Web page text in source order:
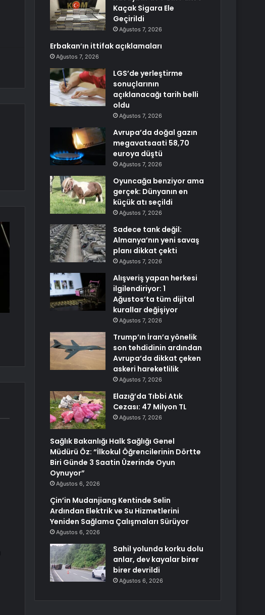
Kaçak Sigara Ele
Geçirildi
Ağustos 7, 2026
Erbakan’ın ittifak açıklamaları
Ağustos 7, 2026
LGS’de yerleştirme
sonuçlarının
açıklanacağı tarih belli
oldu
Ağustos 7, 2026
Avrupa’da doğal gazın
megavatsaati 58,70
euroya düştü
Ağustos 7, 2026
Oyuncağa benziyor ama
gerçek: Dünyanın en
küçük atı seçildi
Ağustos 7, 2026
Sadece tank değil:
Almanya’nın yeni savaş
planı dikkat çekti
Ağustos 7, 2026
Alışveriş yapan herkesi
ilgilendiriyor: 1
Ağustos’ta tüm dijital
kurallar değişiyor
Ağustos 7, 2026
Trump’ın İran’a yönelik
son tehdidinin ardından
Avrupa’da dikkat çeken
askeri hareketlilik
Ağustos 7, 2026
Elazığ’da Tıbbi Atık
Cezası: 47 Milyon TL
Ağustos 7, 2026
Sağlık Bakanlığı Halk Sağlığı Genel
Müdürü Öz: “İlkokul Öğrencilerinin Dörtte
Biri Günde 3 Saatin Üzerinde Oyun
Oynuyor”
Ağustos 6, 2026
Çin’in Mudanjiang Kentinde Selin
Ardından Elektrik ve Su Hizmetlerini
Yeniden Sağlama Çalışmaları Sürüyor
Ağustos 6, 2026
Sahil yolunda korku dolu
anlar, dev kayalar birer
birer devrildi
Ağustos 6, 2026